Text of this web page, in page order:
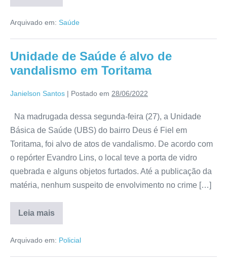
Arquivado em: Saúde
Unidade de Saúde é alvo de
vandalismo em Toritama
Janielson Santos | Postado em 28/06/2022
Na madrugada dessa segunda-feira (27), a Unidade
Básica de Saúde (UBS) do bairro Deus é Fiel em
Toritama, foi alvo de atos de vandalismo. De acordo com
o repórter Evandro Lins, o local teve a porta de vidro
quebrada e alguns objetos furtados. Até a publicação da
matéria, nenhum suspeito de envolvimento no crime […]
Leia mais
Arquivado em: Policial